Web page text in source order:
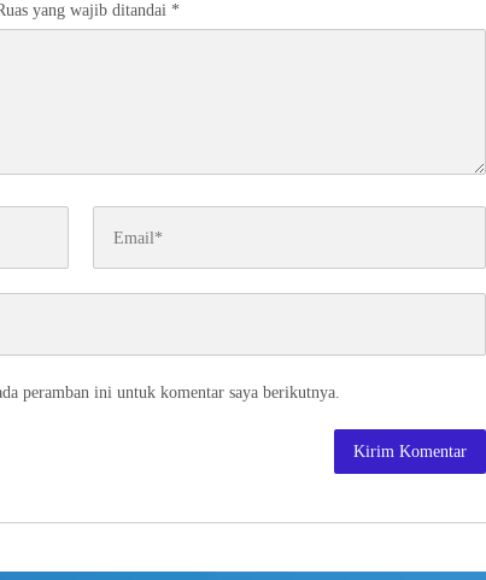
yang wajib ditandai *
peramban ini untuk komentar saya berikutnya.